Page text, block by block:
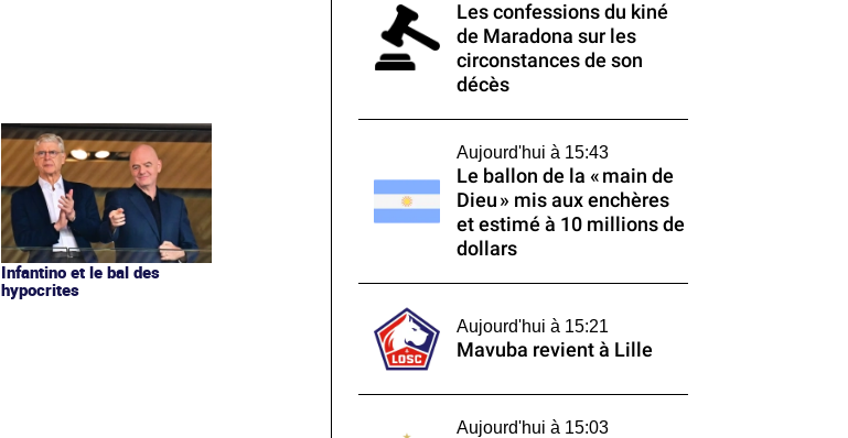
Infantino et le bal des
hypocrites
Les confessions du kiné
de Maradona sur les
circonstances de son
décès
Aujourd'hui à 15:43
Le ballon de la « main de
Dieu » mis aux enchères
et estimé à 10 millions de
dollars
Aujourd'hui à 15:21
Mavuba revient à Lille
Aujourd'hui à 15:03